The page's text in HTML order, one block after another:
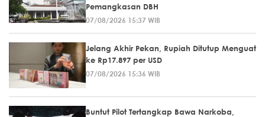
Pemangkasan DBH
07/08/2026 15:37 WIB
Jelang Akhir Pekan, Rupiah Ditutup Menguat
ke Rp17.897 per USD
07/08/2026 15:36 WIB
Buntut Pilot Tertangkap Bawa Narkoba,